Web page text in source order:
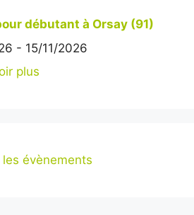
débutant à Orsay (91)
- 15/11/2026
plus
évènements